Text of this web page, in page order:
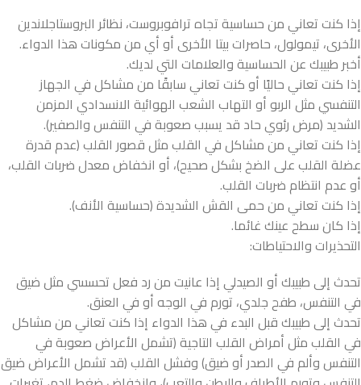
إذا كنت تعاني من حساسية تجاه ترافوبروست، نظائر البروستاجلاندين
الأخرى، تيمولول، حاصرات بيتا الأخرى أو أي من مكونات هذا الدواء.
أخبر طبيبك عن الحساسية والعلامات التي لديك.
إذا كنت تعاني حاليًا أو كنت تعاني سابقًا من مشاكل في الجهاز
التنفسي مثل الربو أو التهاب الشعب الهوائية الانسدادي المزمن
الشديد (مرض رئوي حاد قد يسبب صعوبة في التنفس والصفير).
إذا كنت تعاني من مشاكل في القلب مثل قصور القلب (عدم قدرة
عضلة القلب على الضخ بشكل صحيح)، أو انخفاض معدل ضربات القلب،
أو عدم انتظام ضربات القلب.
إذا كنت تعاني من حمى القش الشديدة (حساسية الأنف).
إذا كان سطح عينك غائما.
التحذيرات والاحتياطات:
تحدث إلى طبيبك أو الصيدلي إذا عانيت من رد فعل تحسسي مثل ضيق
في التنفس، طفح جلدي، تورم في الوجه أو في العنق.
تحدث إلى طبيبك قبل البدء في هذا الدواء إذا كنت تعاني من مشاكل
في القلب مثل أمراض القلب التاجية (تشمل الأعراض صعوبة في
التنفس وألم في الصدر أو ضيق) وفشل القلب (قد تشمل الأعراض ضيق